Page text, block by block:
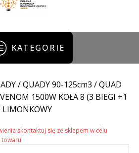
KATEGORIE
/QUADY 90-125cm3 / QUAD
1500W KOŁA 8 (3 BIEGI +1
LIMONKOWY
skontaktuj się ze sklepem w celu